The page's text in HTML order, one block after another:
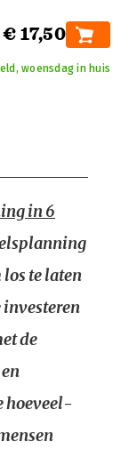
€ 17,50
woensdag in huis
in 6
te laten
de
hoeveel-